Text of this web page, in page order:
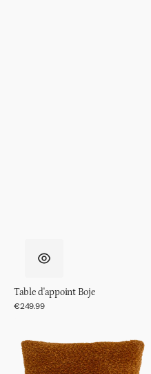
Table d'appoint Boje
Prix
€249.99
Coussin
Megan,